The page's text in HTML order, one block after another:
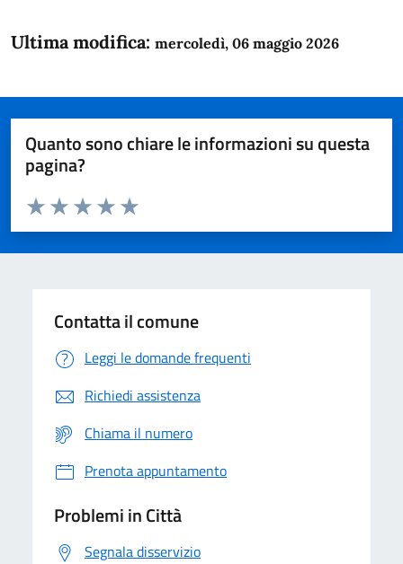
Ultima modifica: mercoledì, 06 maggio 2026
Quanto sono chiare le informazioni su questa
pagina?
Domanda
Valuta da 1 a 5 stelle la pagina
Valuta 5 stelle su 5
Valuta 4 stelle su 5
Valuta 3 stelle su 5
Valuta 2 stelle su 5
Valuta 1 stelle su 5
Contatta il comune
Leggi le domande frequenti
Richiedi assistenza
Chiama il numero
Prenota appuntamento
Problemi in Città
Segnala disservizio